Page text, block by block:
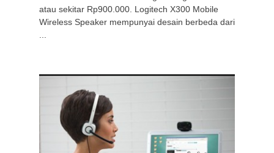
atau sekitar Rp900.000. Logitech X300 Mobile
Wireless Speaker mempunyai desain berbeda dari